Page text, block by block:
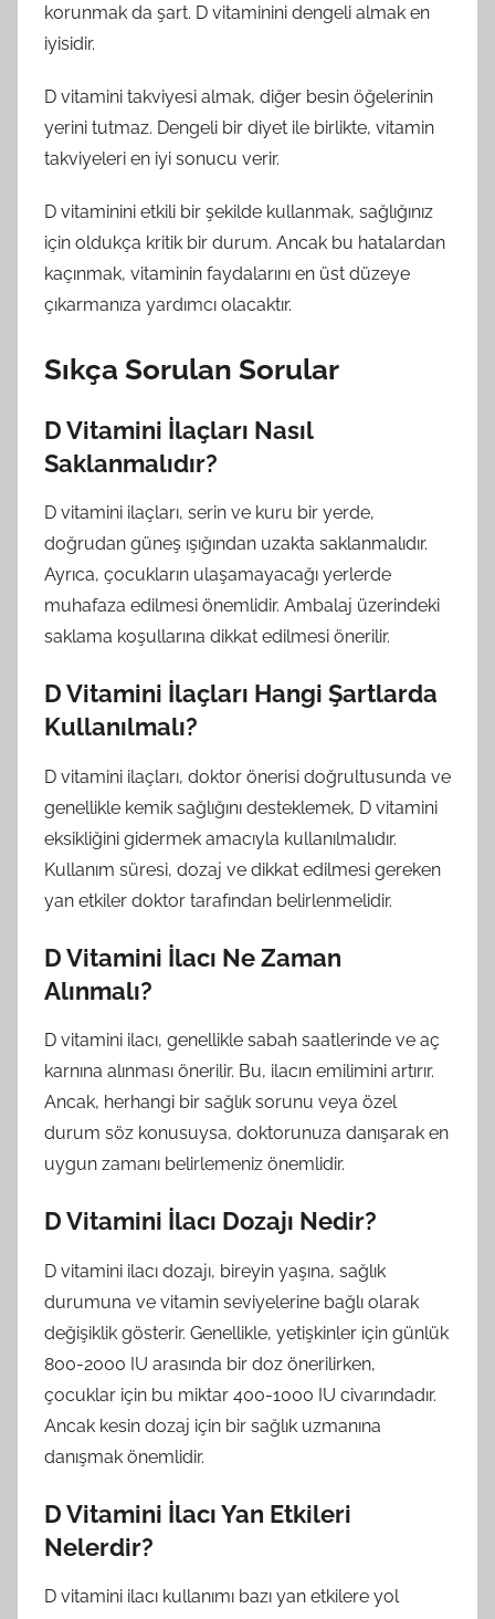
korunmak da şart. D vitaminini dengeli almak en
iyisidir.
D vitamini takviyesi almak, diğer besin öğelerinin
yerini tutmaz. Dengeli bir diyet ile birlikte, vitamin
takviyeleri en iyi sonucu verir.
D vitaminini etkili bir şekilde kullanmak, sağlığınız
için oldukça kritik bir durum. Ancak bu hatalardan
kaçınmak, vitaminin faydalarını en üst düzeye
çıkarmanıza yardımcı olacaktır.
Sıkça Sorulan Sorular
D Vitamini İlaçları Nasıl
Saklanmalıdır?
D vitamini ilaçları, serin ve kuru bir yerde,
doğrudan güneş ışığından uzakta saklanmalıdır.
Ayrıca, çocukların ulaşamayacağı yerlerde
muhafaza edilmesi önemlidir. Ambalaj üzerindeki
saklama koşullarına dikkat edilmesi önerilir.
D Vitamini İlaçları Hangi Şartlarda
Kullanılmalı?
D vitamini ilaçları, doktor önerisi doğrultusunda ve
genellikle kemik sağlığını desteklemek, D vitamini
eksikliğini gidermek amacıyla kullanılmalıdır.
Kullanım süresi, dozaj ve dikkat edilmesi gereken
yan etkiler doktor tarafından belirlenmelidir.
D Vitamini İlacı Ne Zaman
Alınmalı?
D vitamini ilacı, genellikle sabah saatlerinde ve aç
karnına alınması önerilir. Bu, ilacın emilimini artırır.
Ancak, herhangi bir sağlık sorunu veya özel
durum söz konusuysa, doktorunuza danışarak en
uygun zamanı belirlemeniz önemlidir.
D Vitamini İlacı Dozajı Nedir?
D vitamini ilacı dozajı, bireyin yaşına, sağlık
durumuna ve vitamin seviyelerine bağlı olarak
değişiklik gösterir. Genellikle, yetişkinler için günlük
800-2000 IU arasında bir doz önerilirken,
çocuklar için bu miktar 400-1000 IU civarındadır.
Ancak kesin dozaj için bir sağlık uzmanına
danışmak önemlidir.
D Vitamini İlacı Yan Etkileri
Nelerdir?
D vitamini ilacı kullanımı bazı yan etkilere yol